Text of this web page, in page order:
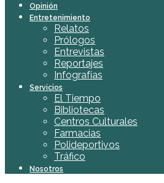
Opinión
Entretenimiento
Relatos
Prólogos
Entrevistas
Reportajes
Infografías
Servicios
El Tiempo
Bibliotecas
Centros Culturales
Farmacias
Polideportivos
Tráfico
Nosotros